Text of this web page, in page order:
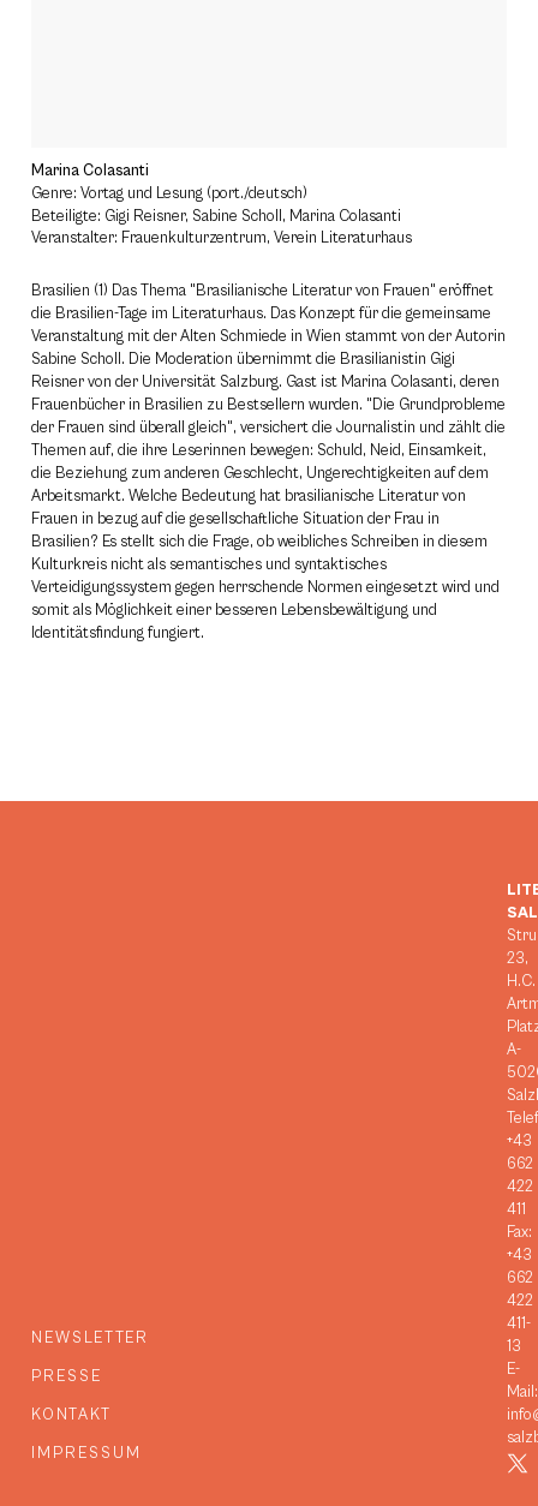
Marina Colasanti
Genre: Vortag und Lesung (port./deutsch)
Beteiligte: Gigi Reisner, Sabine Scholl, Marina Colasanti
Veranstalter: Frauenkulturzentrum, Verein Literaturhaus
Brasilien (1) Das Thema "Brasilianische Literatur von Frauen" eröffnet
die Brasilien-Tage im Literaturhaus. Das Konzept für die gemeinsame
Veranstaltung mit der Alten Schmiede in Wien stammt von der Autorin
Sabine Scholl. Die Moderation übernimmt die Brasilianistin Gigi
Reisner von der Universität Salzburg. Gast ist Marina Colasanti, deren
Frauenbücher in Brasilien zu Bestsellern wurden. "Die Grundprobleme
der Frauen sind überall gleich", versichert die Journalistin und zählt die
Themen auf, die ihre Leserinnen bewegen: Schuld, Neid, Einsamkeit,
die Beziehung zum anderen Geschlecht, Ungerechtigkeiten auf dem
Arbeitsmarkt. Welche Bedeutung hat brasilianische Literatur von
Frauen in bezug auf die gesellschaftliche Situation der Frau in
Brasilien? Es stellt sich die Frage, ob weibliches Schreiben in diesem
Kulturkreis nicht als semantisches und syntaktisches
Verteidigungssystem gegen herrschende Normen eingesetzt wird und
somit als Möglichkeit einer besseren Lebensbewältigung und
Identitätsfindung fungiert.
NEWSLETTER
PRESSE
KONTAKT
IMPRESSUM
23,
H.C.
A-
+43
662
422
411
Fax:
+43
662
422
411-
13
E-
Mail: